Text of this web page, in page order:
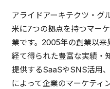
アライドアーキテクツ・グ
米に7つの拠点を持つマー
業です。2005年の創業以
経て得られた豊富な実績・
提供するSaaSやSNS活用
によって企業のマーケティ